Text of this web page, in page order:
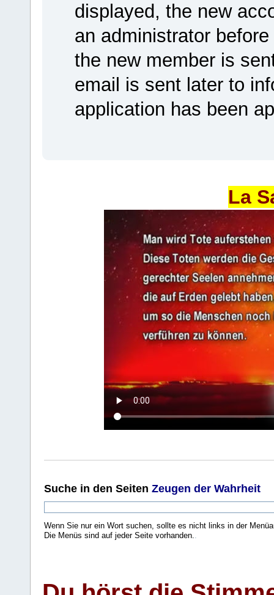
displayed, the new
an administrator
the new member is
email is sent later to
application has been
La
Suche in den Seiten Zeugen der Wahrheit
Wenn Sie nur ein Wort suchen, sollte es nicht links in der
Die Menüs sind auf jeder Seite vorhanden.